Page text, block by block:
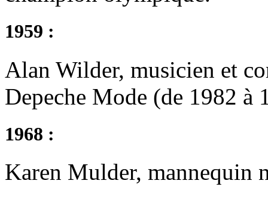
1959 :
Alan Wilder, musicien et
Depeche Mode (de 1982 à
1968 :
Karen Mulder, mannequin